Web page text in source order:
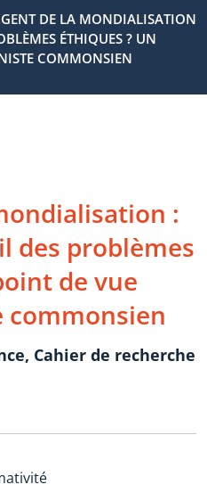
DE LA MONDIALISATION
ÉTHIQUES ? UN
COMMONSIEN
:
des problèmes
de vue
Cahier de recherche